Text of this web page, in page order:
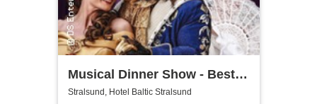
Musical Dinner Show - Best
of Musicals
Stralsund, Hotel Baltic Stralsund